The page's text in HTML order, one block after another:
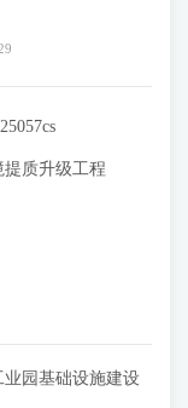
质升级工程
园基础设施建设